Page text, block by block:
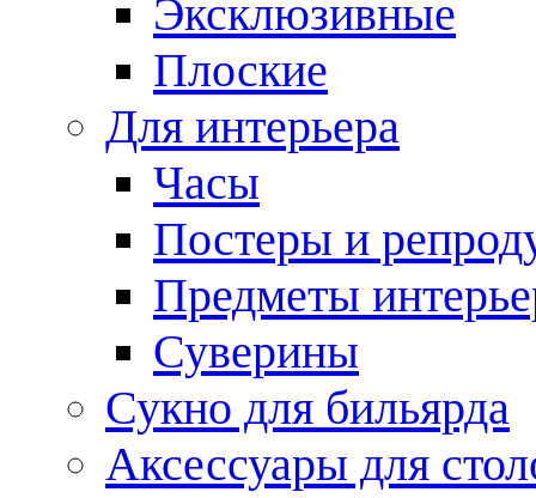
Эксклюзивные
Плоские
Для интерьера
Часы
Постеры и
Предметы
Суверины
Сукно для бильярда
Аксессуары для